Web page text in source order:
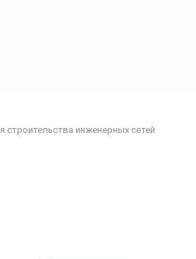
строительства инженерных сетей